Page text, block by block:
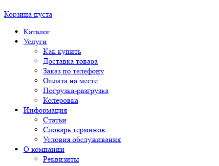
Корзина пуста
Каталог
Услуги
Как купить
Доставка товара
Заказ по телефону
Оплата на месте
Погрузка-разгрузка
Колеровка
Информация
Статьи
Словарь терминов
Условия обслуживания
О компании
Реквизиты